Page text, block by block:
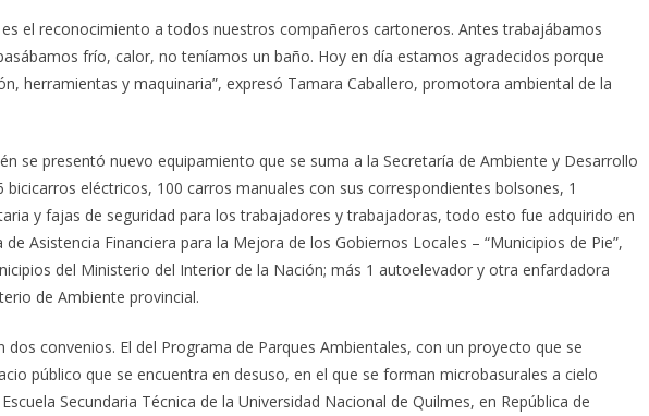
es el reconocimiento a todos nuestros compañeros cartoneros. Antes trabajábamos
frío, calor, no teníamos un baño. Hoy en día estamos agradecidos porque
herramientas y maquinaria”, expresó Tamara Caballero, promotora ambiental de la
se presentó nuevo equipamiento que se suma a la Secretaría de Ambiente y Desarrollo
bicicarros eléctricos, 100 carros manuales con sus correspondientes bolsones, 1
y fajas de seguridad para los trabajadores y trabajadoras, todo esto fue adquirido en
Asistencia Financiera para la Mejora de los Gobiernos Locales – “Municipios de Pie”,
del Ministerio del Interior de la Nación; más 1 autoelevador y otra enfardadora
de Ambiente provincial.
convenios. El del Programa de Parques Ambientales, con un proyecto que se
público que se encuentra en desuso, en el que se forman microbasurales a cielo
Secundaria Técnica de la Universidad Nacional de Quilmes, en República de